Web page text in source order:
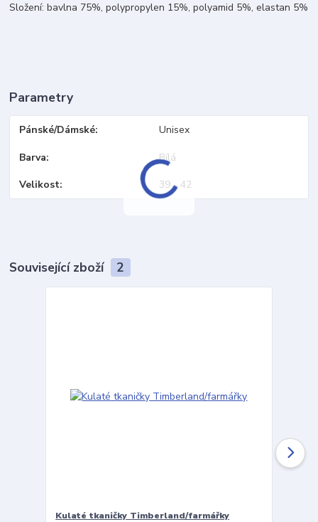
Složení: bavlna 75%, polypropylen 15%, polyamid 5%, elastan 5%
Parametry
Pánské/Dámské Unisex
Barva Bílá
Velikost 39 - 42
Související zboží 2
Kulaté tkaničky Timberland/farmářky